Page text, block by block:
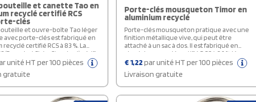
et canette Tao en
recyclé certifié RCS
clés
et ouvre-boîte Tao léger
avec porte-clés est fabriqué en
certifié RCS à 83 %. La
(Recycled Claim Standard) vérifie
recyclé d'un produit tout au long
dans une variété de couleurs
une finition métallique, ce qui
logo imprimé de bien ressortir.
unité HT per 100 pièces
gratuite
Porte-clés mousqueton Timor en
aluminium recyclé
Porte-clés mousqueton pratique avec une
finition métallique vive, qui peut être
attaché à un sac à dos. Il est fabriqué en
aluminium recyclé certifié RCS à 86 %, léger
et résistant. La norme RCS (Recycled Claim
Standard) vérifie le contenu recyclé d'un
produit tout au long de la chaîne
d'approvisionnement. Le mousqueton ne
convient pas pour l’escalade.
€1,22par unité HT per 100 pièces
Livraison gratuite